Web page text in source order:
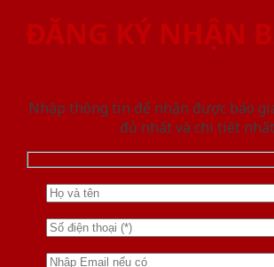
ĐĂNG KÝ NHẬN
Nhập thông tin để nhận được báo
đủ nhất và chi tiết